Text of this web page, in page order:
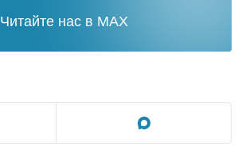
Читайте нас в MAX